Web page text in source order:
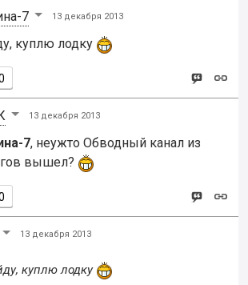
7 13 декабря 2013
куплю лодку
13 декабря 2013
7, неужто Обводный канал из
вышел?
13 декабря 2013
куплю лодку